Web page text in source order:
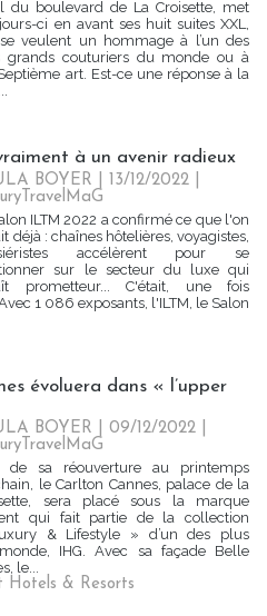
du boulevard de La Croisette, met
ci en avant ses huit suites XXL,
veulent un hommage à l’un des
grands couturiers du monde ou à
art. Est-ce une réponse à la
à un avenir radieux
BOYER | 13/12/2022
ILTM 2022 a confirmé ce que l'on
déjà : chaînes hôtelières, voyagistes,
accélèrent pour se
sur le secteur du luxe qui
prometteur... C'était, une fois
1 086 exposants, l'ILTM, le Salon
évoluera dans « l’upper
BOYER | 09/12/2022
de sa réouverture au printemps
le Carlton Cannes, palace de la
sera placé sous la marque
qui fait partie de la collection
& Lifestyle » d’un des plus
IHG. Avec sa façade Belle
le...
Hotels & Resorts